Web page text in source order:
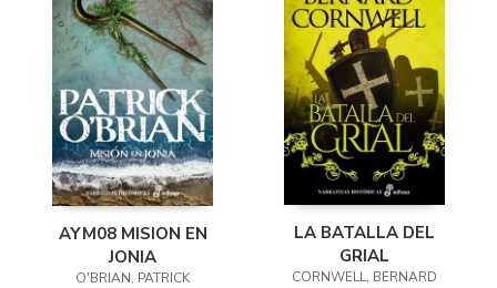
AYM08 MISION EN
JONIA
O'BRIAN, PATRICK
LA BATALLA DEL
GRIAL
CORNWELL, BERNARD